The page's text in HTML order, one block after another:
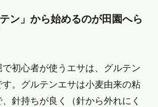
ン」から始めるのが田園へら
で初心者が使うエサは、グルテン
。グルテンエサは小麦由来の粘
針持ちが良く（針から外れにく